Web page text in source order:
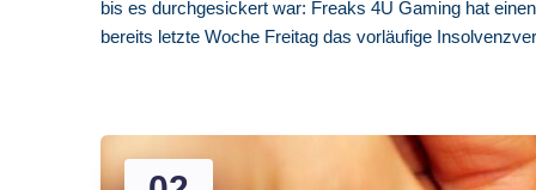
bis es durchgesickert war: Freaks 4U Gaming hat
bereits letzte Woche Freitag das vorläufige